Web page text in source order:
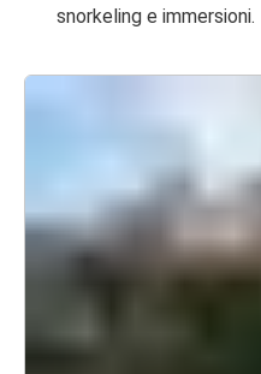
snorkeling e immersioni.